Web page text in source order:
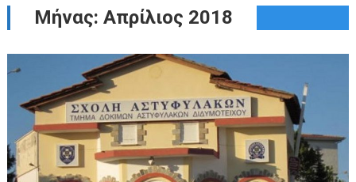
Μήνας: Απρίλιος 2018